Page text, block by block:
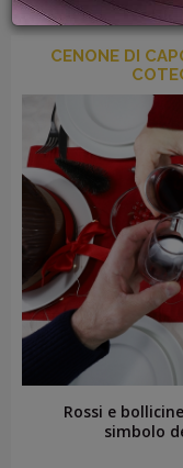
GIFT
CARD
ACCEDI
CENONE DI
Rossi e
simbolo